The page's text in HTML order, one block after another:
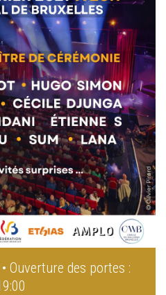
• Ouverture des portes :